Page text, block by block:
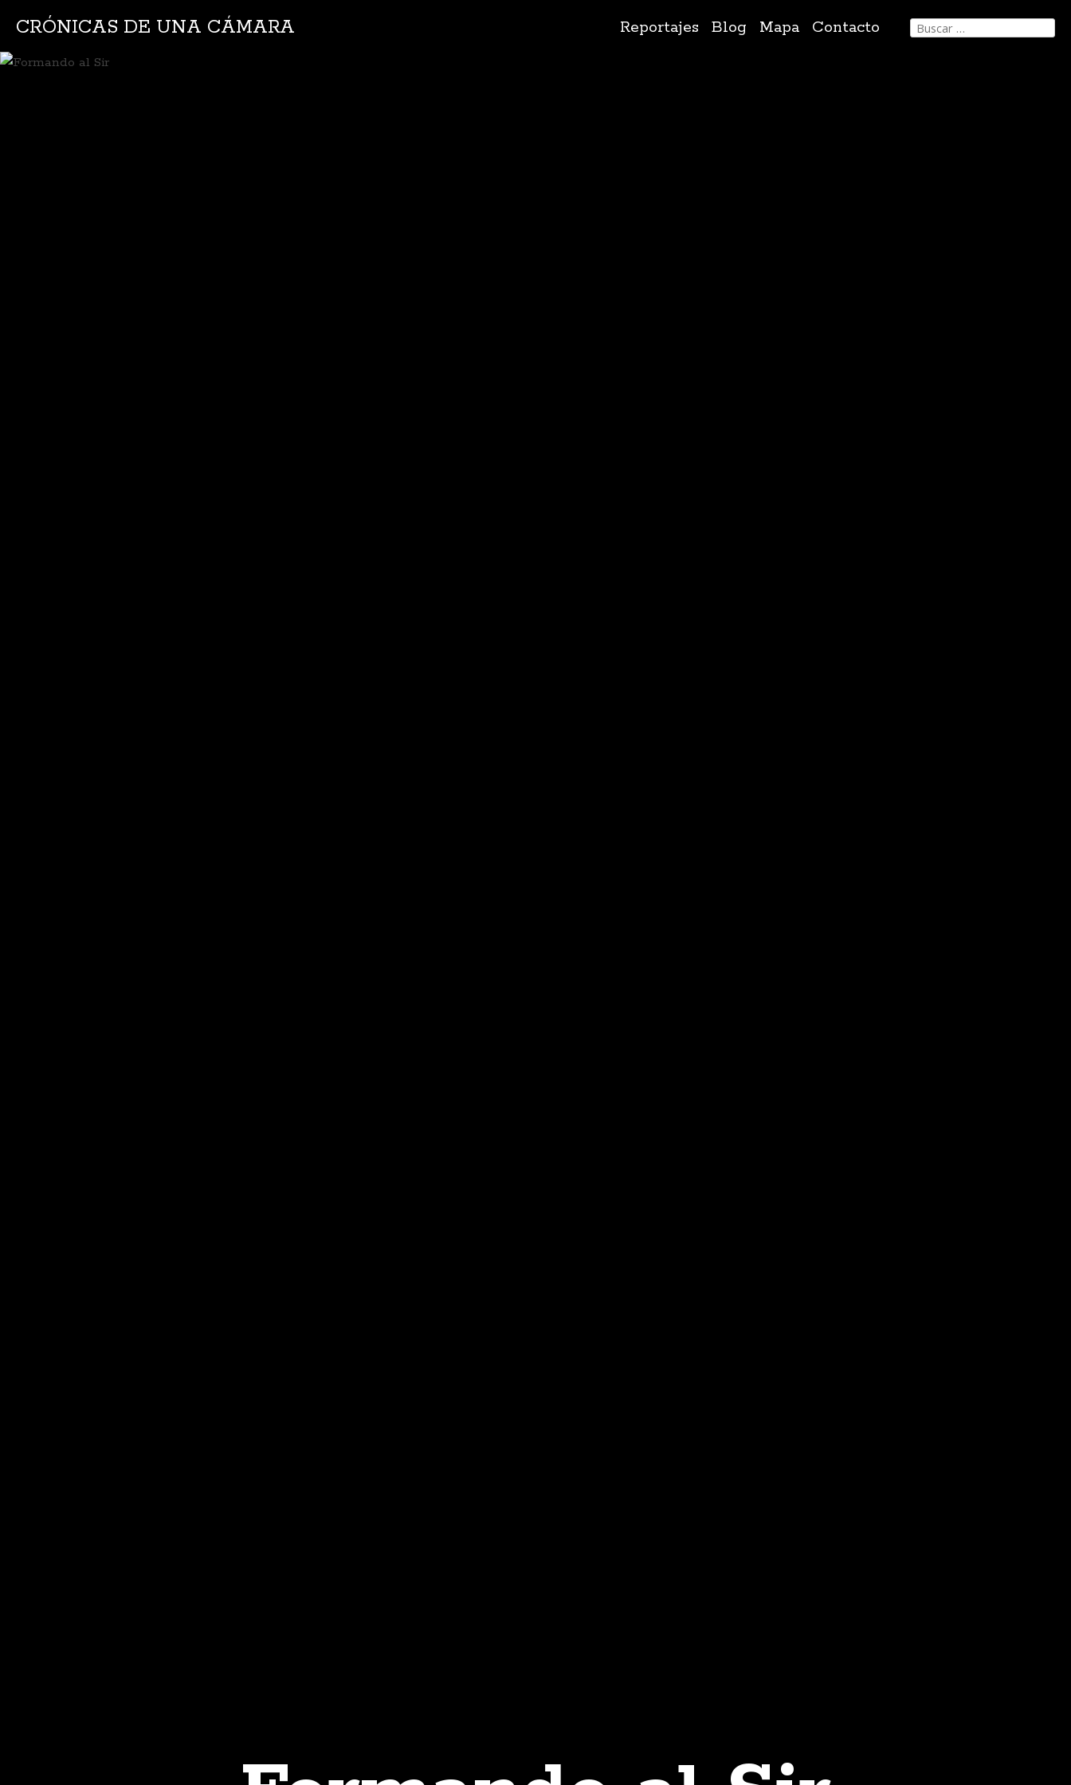
CRÓNICAS DE UNA CÁMARA
IrReportajes Blog Mapa Contacto Buscar: